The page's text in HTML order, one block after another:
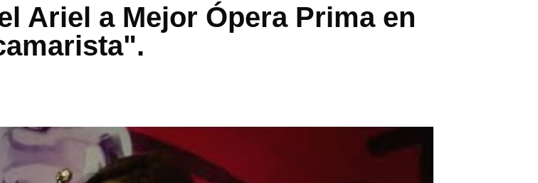
Ariel a Mejor Ópera Prima en